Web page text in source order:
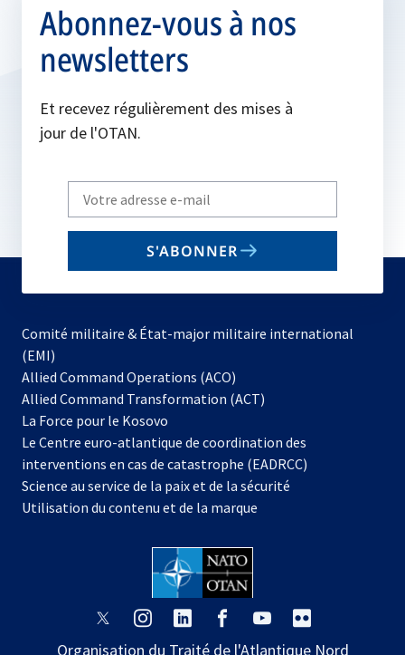
Abonnez-vous à nos
newsletters
Et recevez régulièrement des mises à
jour de l'OTAN.
Write
your
email
S'ABONNER
Comité militaire & État-major militaire international
(EMI)
Allied Command Operations (ACO)
dans
nouvel
onglet
Allied Command Transformation (ACT)
La Force pour le Kosovo
dans
un
nouvel
onglet
Le Centre euro-atlantique de coordination des
interventions en cas de catastrophe (EADRCC)
Science au service de la paix et de la sécurité
Utilisation du contenu et de la marque
s’ouvres’ouvres’ouvres’ouvres’ouvre
Organisation du Traité de l'Atlantique Nord